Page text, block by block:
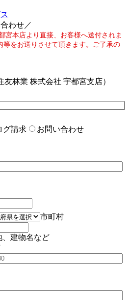
わせ／
宮本店より直接、お客様へ送付されま
等をお送りさせて頂きます。ご了承の
友林業 株式会社 宇都宮支店）
グ請求 お問い合わせ
市町村
建物名など